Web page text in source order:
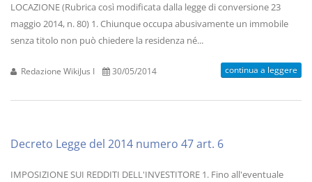
LOCAZIONE (Rubrica così modificata dalla legge di conversione 23
maggio 2014, n. 80) 1. Chiunque occupa abusivamente un immobile
senza titolo non può chiedere la residenza né...
Redazione WikiJus I 30/05/2014 continua a leggere
Decreto Legge del 2014 numero 47 art. 6
IMPOSIZIONE SUI REDDITI DELL'INVESTITORE 1. Fino all'eventuale